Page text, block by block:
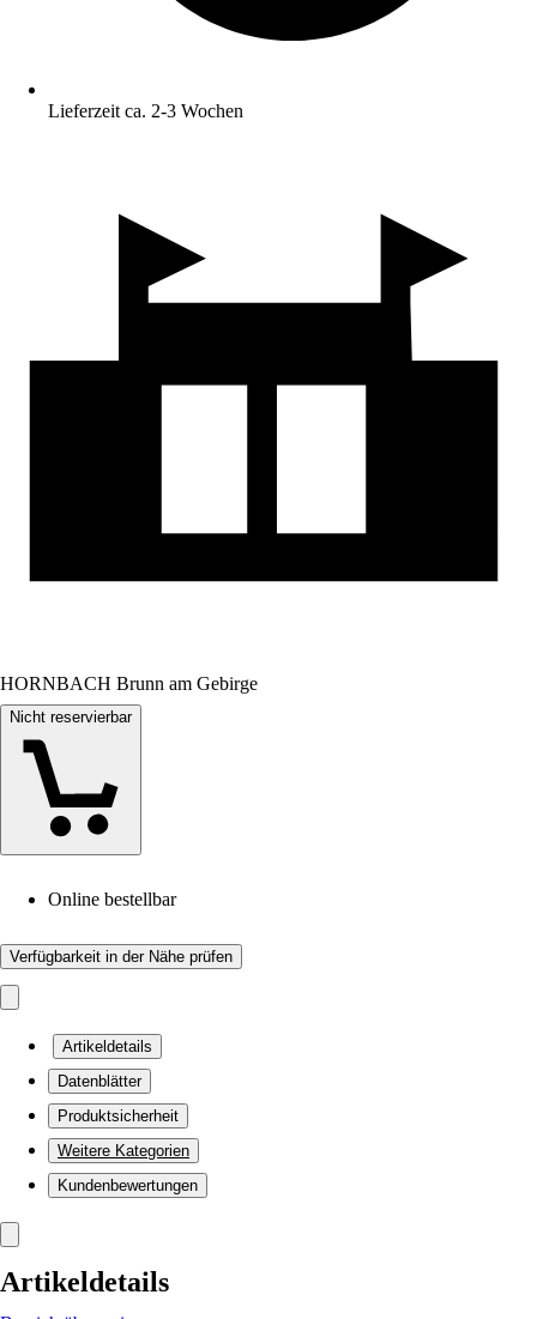
Lieferzeit ca. 2-3 Wochen
HORNBACH Brunn am Gebirge
Nicht reservierbar
Online bestellbar
Verfügbarkeit in der Nähe prüfen
Artikeldetails
Datenblätter
Produktsicherheit
Weitere Kategorien
Kundenbewertungen
Artikeldetails